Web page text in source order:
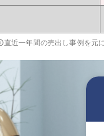
直近一年間の売出し事例を元